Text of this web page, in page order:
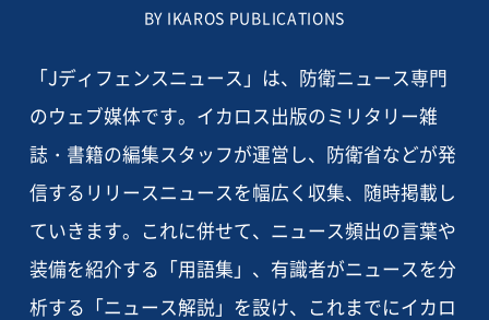
BY IKAROS PUBLICATIONS
「Jディフェンスニュース」は、防衛ニュース専門
のウェブ媒体です。イカロス出版のミリタリー雑
誌・書籍の編集スタッフが運営し、防衛省などが発
信するリリースニュースを幅広く収集、随時掲載し
ていきます。これに併せて、ニュース頻出の言葉や
装備を紹介する「用語集」、有識者がニュースを分
析する「ニュース解説」を設け、これまでにイカロ